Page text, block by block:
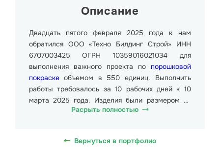
Описание
Двадцать пятого февраля 2025 года к нам
обратился ООО «Техно Билдинг Строй» ИНН
6707003425 ОГРН 10359016021034 для
выполнения важного проекта по порошковой
покраске объемом в 550 единиц. Выполнить
работы требовалось за 10 рабочих дней к 10
марта 2025 года. Изделия были размером от
30х5х3 см до 42х6х3,7 см. Общий вес партии
рубля 00 копеек), в т.ч. НДС 20% 72 руб.
Расрыть полностью
Вернуться в портфолио